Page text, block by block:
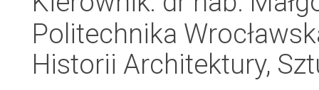
Politechnika
Historii Architektury,